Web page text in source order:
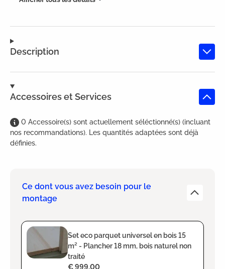
Description
Accessoires et Services
0 Accessoire(s) sont actuellement séléctionné(s) (incluant
nos recommandations). Les quantités adaptées sont déjà
définies.
Ce dont vous avez besoin pour le
montage
Set eco parquet universel en bois 15
m² - Plancher 18 mm, bois naturel non
traité
€ 999,00